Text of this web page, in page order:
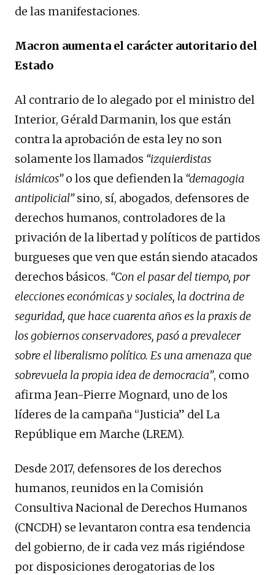
de las manifestaciones.
Macron aumenta el carácter autoritario del
Estado
Al contrario de lo alegado por el ministro del
Interior, Gérald Darmanin, los que están
contra la aprobación de esta ley no son
solamente los llamados “izquierdistas
islámicos”o los que defienden la “demagogia
antipolicial”sino, sí, abogados, defensores de
derechos humanos, controladores de la
privación de la libertad y políticos de partidos
burgueses que ven que están siendo atacados
derechos básicos. “Con el pasar del tiempo, por
elecciones económicas y sociales, la doctrina de
seguridad, que hace cuarenta años es la praxis de
los gobiernos conservadores, pasó a prevalecer
sobre el liberalismo político. Es una amenaza que
sobrevuela la propia idea de democracia”, como
afirma Jean-Pierre Mognard, uno de los
líderes de la campaña “Justicia” del La
Repúblique em Marche (LREM).
Desde 2017, defensores de los derechos
humanos, reunidos en la Comisión
Consultiva Nacional de Derechos Humanos
(CNCDH) se levantaron contra esa tendencia
del gobierno, de ir cada vez más rigiéndose
por disposiciones derogatorias de los